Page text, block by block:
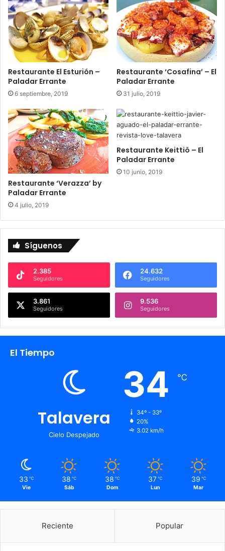
e
j
a
s
v
e
n
s
r
e
f
e
e
n
t
s
Restaurante El Esturión –
Paladar Errante
6 septiembre, 2019
Restaurante ‘Cosafina’ – El
Paladar Errante
31 julio, 2019
Restaurante ‘Verazza’ by
Paladar Errante
4 julio, 2019
Restaurante Keittiö – El
Paladar Errante
10 junio, 2019
Síguenos
2.385
Seguidores
24.632
Seguidores
3.861
Seguidores
9.536
Seguidores
El Tiempo
Talavera
Cielo Despejado
34 ℃
34º - 33º
20%
3.02 km/h
33 ℃
Vie
38 ℃
Sáb
38 ℃
Dom
37 ℃
Lun
39 ℃
Mar
Reciente Popular